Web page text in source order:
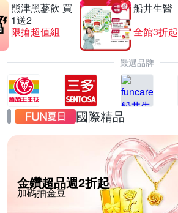
熊津黑蔘飲 買
1送2
限搶超值組
船井生醫
全館3折起
嚴選品牌
國際精品
金鑽超品週2折起
加碼抽金豆